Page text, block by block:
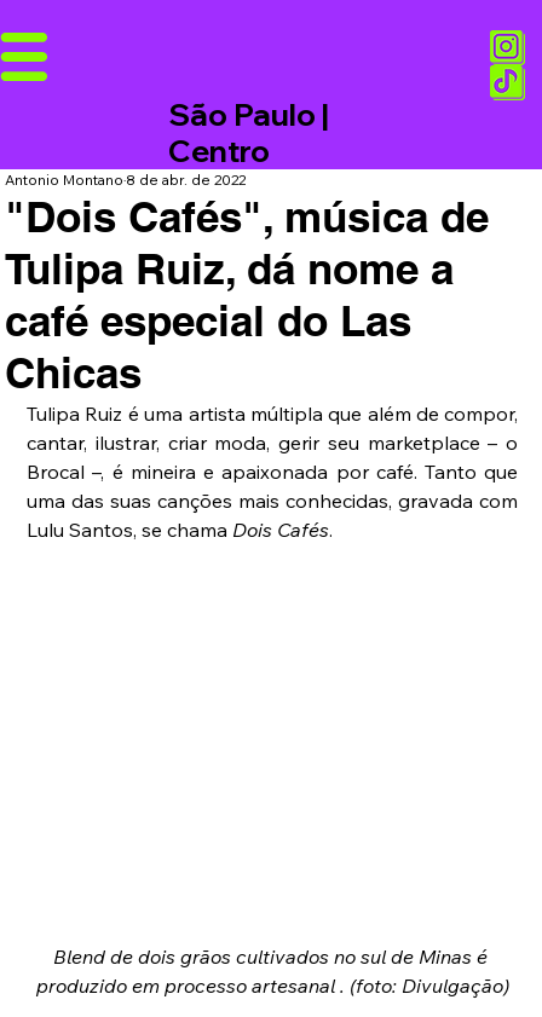
São Paulo |
Centro
"Dois Cafés", música de
Tulipa Ruiz, dá nome a
café especial do Las
Chicas
Antonio Montano8 de abr. de 2022
Tulipa Ruiz é uma artista múltipla que além de compor,
cantar, ilustrar, criar moda, gerir seu marketplace – o
Brocal –, é mineira e apaixonada por café. Tanto que
uma das suas canções mais conhecidas, gravada com
Lulu Santos, se chama Dois Cafés.
Blend de dois grãos cultivados no sul de Minas é
produzido em processo artesanal . (foto: Divulgação)